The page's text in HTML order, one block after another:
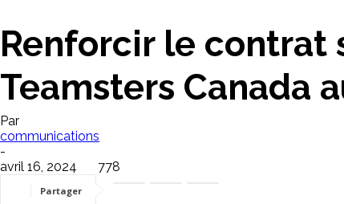
Renforcir le contrat
Teamsters Canada
Par
communications
-
avril 16, 2024
778
Partager